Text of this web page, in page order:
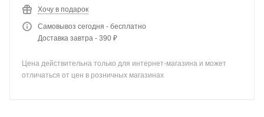
Хочу в подарок
Самовывоз сегодня - бесплатно
Доставка завтра - 390 ₽
Цена действительна только для интернет-магазина и может
отличаться от цен в розничных магазинах